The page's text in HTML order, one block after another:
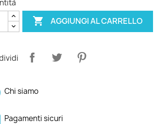
 AGGIUNGI AL CARRELLO
Chi siamo
Pagamenti sicuri